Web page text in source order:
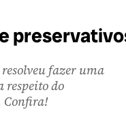
fazer uma
respeito do
Confira!